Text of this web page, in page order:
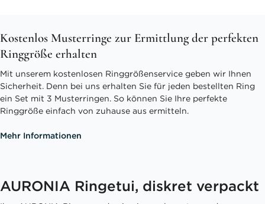
Kostenlos Musterringe zur Ermittlung der perfekten
Ringgröße erhalten
Mit unserem kostenlosen Ringgrößenservice geben wir Ihnen
Sicherheit. Denn bei uns erhalten Sie für jeden bestellten Ring
ein Set mit 3 Musterringen. So können Sie Ihre perfekte
Ringgröße einfach von zuhause aus ermitteln.
Mehr Informationen
AURONIA Ringetui, diskret verpackt